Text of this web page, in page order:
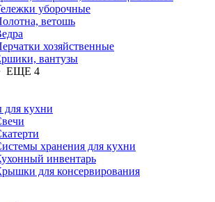
уборочные
ветошь
хозяйственные
вантузы
ЕЩЕ 4
для кухни
хранения для кухни
инвентарь
для консервирования